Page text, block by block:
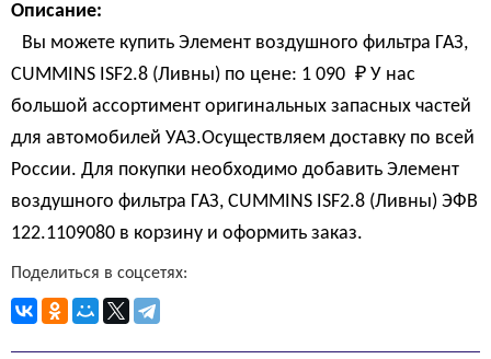
Описание:
Вы можете купить Элемент воздушного фильтра ГАЗ,
CUMMINS ISF2.8 (Ливны) по цене: 1 090 ₽ У нас
большой ассортимент оригинальных запасных частей
для автомобилей УАЗ.Осуществляем доставку по всей
России. Для покупки необходимо добавить Элемент
воздушного фильтра ГАЗ, CUMMINS ISF2.8 (Ливны) ЭФВ
122.1109080 в корзину и оформить заказ.
Поделиться в соцсетях: